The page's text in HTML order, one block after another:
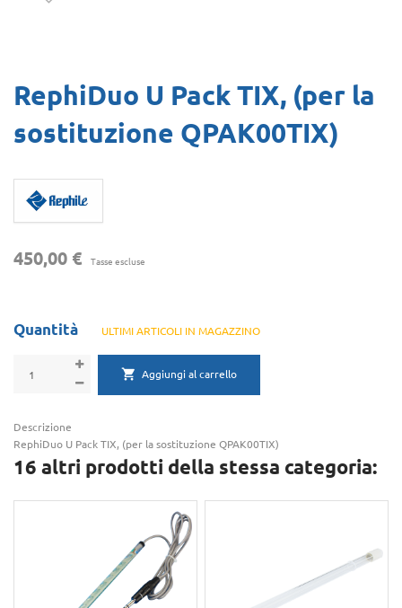
RephiDuo U Pack TIX, (per la
sostituzione QPAK00TIX)
450,00 € Tasse escluse
Quantità ULTIMI ARTICOLI IN MAGAZZINO
Aggiungi al carrello
Descrizione
RephiDuo U Pack TIX, (per la sostituzione QPAK00TIX)
16 altri prodotti della stessa categoria: